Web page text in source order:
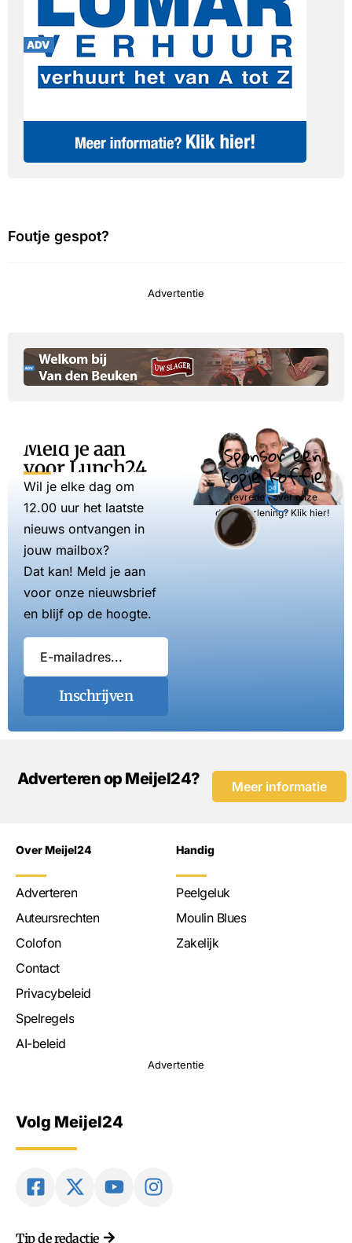
Foutje gespot?
Advertentie
Meld je aan
voor Lunch24
Wil je elke dag om
12.00 uur het laatste
nieuws ontvangen in
jouw mailbox?
Dat kan! Meld je aan
voor onze nieuwsbrief
en blijf op de hoogte.
Inschrijven
Sponsor een
kopje koffie
Tevreden over onze
dienstverlening? Klik hier!
Adverteren op Meijel24? Meer informatie
Over Meijel24
Adverteren
Auteursrechten
Colofon
Contact
Privacybeleid
Spelregels
AI-beleid
Handig
Peelgeluk
Moulin Blues
Zakelijk
Advertentie
Volg Meijel24
Tip de redactie